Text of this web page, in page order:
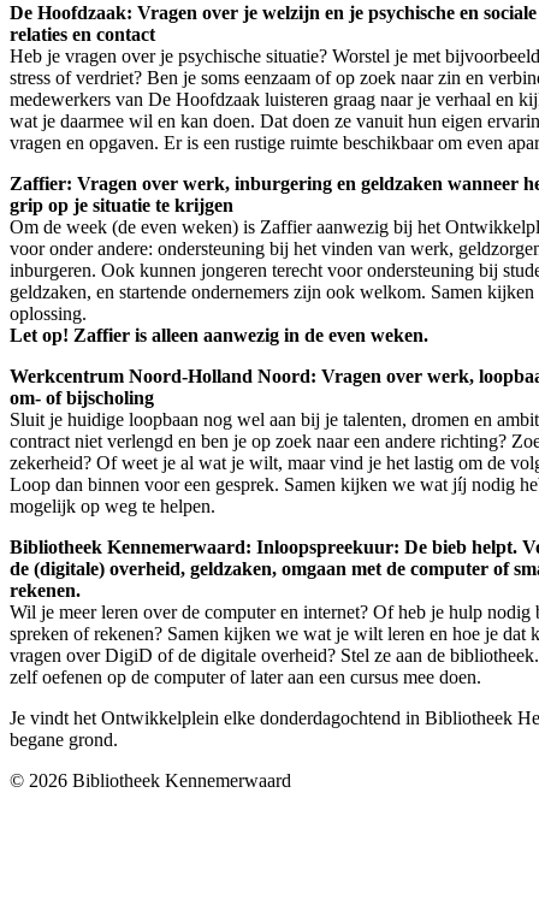
De Hoofdzaak: Vragen over je welzijn en je psychische en
relaties en contact
Heb je vragen over je psychische situatie? Worstel je met
stress of verdriet? Ben je soms eenzaam of op zoek naar zin en
medewerkers van De Hoofdzaak luisteren graag naar je verhaal en
wat je daarmee wil en kan doen. Dat doen ze vanuit hun eigen
vragen en opgaven. Er is een rustige ruimte beschikbaar om even
Zaffier: Vragen over werk, inburgering en geldzaken wanneer
grip op je situatie te krijgen
Om de week (de even weken) is Zaffier aanwezig bij het
voor onder andere: ondersteuning bij het vinden van werk,
inburgeren. Ook kunnen jongeren terecht voor ondersteuning bij
geldzaken, en startende ondernemers zijn ook welkom. Samen kijken
oplossing.
Let op! Zaffier is alleen aanwezig in de even weken.
Werkcentrum Noord-Holland Noord: Vragen over werk,
om- of bijscholing
Sluit je huidige loopbaan nog wel aan bij je talenten, dromen en
contract niet verlengd en ben je op zoek naar een andere richting?
zekerheid? Of weet je al wat je wilt, maar vind je het lastig om de
Loop dan binnen voor een gesprek. Samen kijken we wat jíj nodig
mogelijk op weg te helpen.
Bibliotheek Kennemerwaard: Inloopspreekuur: De bieb helpt.
de (digitale) overheid, geldzaken, omgaan met de computer of
rekenen.
Wil je meer leren over de computer en internet? Of heb je hulp nodig
spreken of rekenen? Samen kijken we wat je wilt leren en hoe je dat
vragen over DigiD of de digitale overheid? Stel ze aan de
zelf oefenen op de computer of later aan een cursus mee doen.
Je vindt het Ontwikkelplein elke donderdagochtend in Bibliotheek
begane grond.
© 2026 Bibliotheek Kennemerwaard